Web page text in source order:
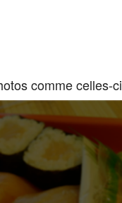
comme celles-ci